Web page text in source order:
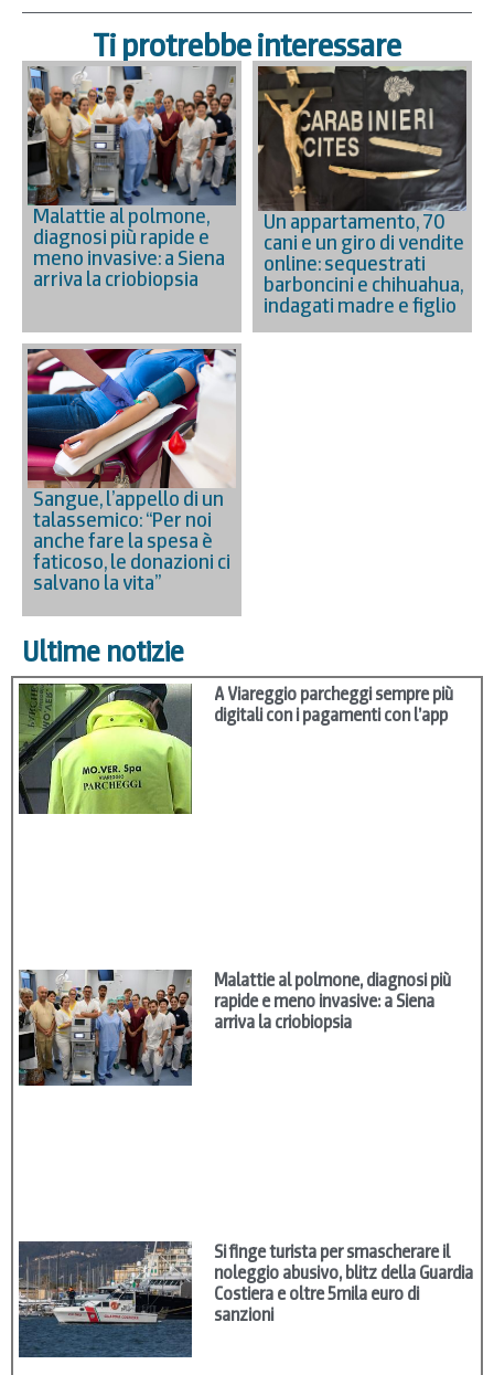
Ti protrebbe interessare
Malattie al polmone,
diagnosi più rapide e
meno invasive: a Siena
arriva la criobiopsia
Un appartamento, 70
cani e un giro di vendite
online: sequestrati
barboncini e chihuahua,
indagati madre e figlio
Sangue, l’appello di un
talassemico: “Per noi
anche fare la spesa è
faticoso, le donazioni ci
salvano la vita”
Ultime notizie
A Viareggio parcheggi sempre più
digitali con i pagamenti con l’app
Malattie al polmone, diagnosi più
rapide e meno invasive: a Siena
arriva la criobiopsia
Si finge turista per smascherare il
noleggio abusivo, blitz della Guardia
Costiera e oltre 5mila euro di
sanzioni